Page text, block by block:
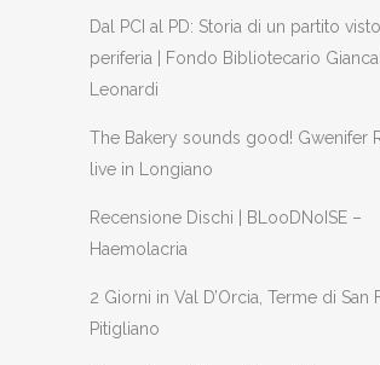
Dal PCI al PD: Storia di un partito
periferia | Fondo Bibliotecario
Leonardi
The Bakery sounds good! Gwenifer
live in Longiano
Recensione Dischi | BLooDNoISE –
Haemolacria
2 Giorni in Val D’Orcia, Terme di San
Pitigliano